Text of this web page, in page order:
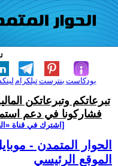
تيلكرامبنترست بودكاست
تبرعاتكم وتبرعاتكن
فشاركونا في دعم
[اشترك في قناة
الحوار المتمدن -
الموقع الرئيسي